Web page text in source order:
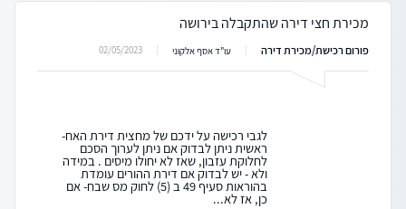
מכירת חצי דירה שהתקבלה בירושה
פורום רכישת/מכירת דירה עו"ד אסף אלקוני 02/05/2023
לגבי רכישה על ידכם של מחצית דירת האח-
ראשית ניתן לבדוק אם ניתן לערוך הסכם
לחלוקת עזבון, שאז לא יחולו מיסים . במידה
ולא - יש לבדוק אם דירת ההורים עומדת
בהוראות סעיף 49 ב (5) לחוק מס שבח- אם
כן, אז לא...